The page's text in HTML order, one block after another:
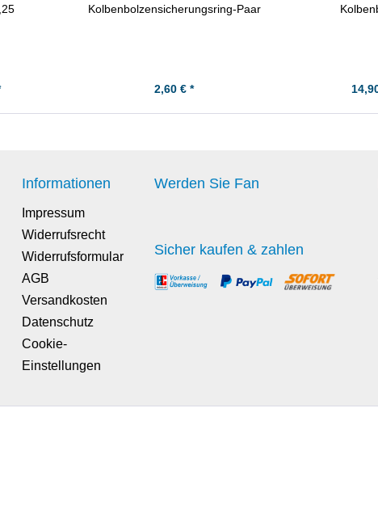
Kolbenbolzensicherungsring-Paar
2,60 € *
Informationen
Impressum
Widerrufsrecht
Widerrufsformular
AGB
Versandkosten
Datenschutz
Cookie-
Einstellungen
Werden Sie Fan
Sicher kaufen & zahlen